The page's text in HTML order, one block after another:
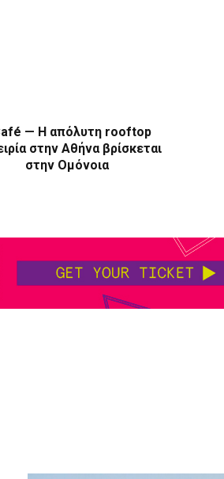
— Η απόλυτη rooftop
στην Αθήνα βρίσκεται
στην Ομόνοια